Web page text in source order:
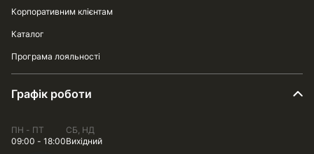
Корпоративним клієнтам
Каталог
Програма лояльності
Графік роботи
ПН - ПТ
09:00 - 18:00
СБ, НД
Вихідний